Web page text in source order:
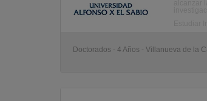
Doctorados - 4 Años - Villanueva de la